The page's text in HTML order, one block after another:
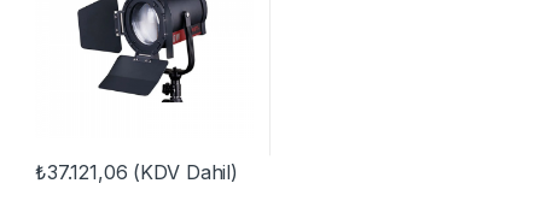
₺37.121,06 (KDV Dahil)